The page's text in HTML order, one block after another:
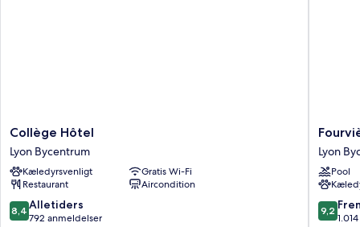
Collège
Hôtel
Lyon
Bycentrum
Collège Hôtel
Lyon Bycentrum
Kæledyrsvenligt
Gratis Wi-Fi
Restaurant
Aircondition
8.4
ud
8,4 Alletiders
792 anmeldelser
Hôtel
Lyon
Lyon
Lyon
Pool
9.2
ud
9,2